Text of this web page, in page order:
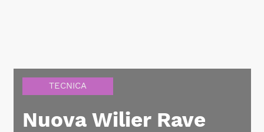
TECNICA
Nuova Wilier Rave